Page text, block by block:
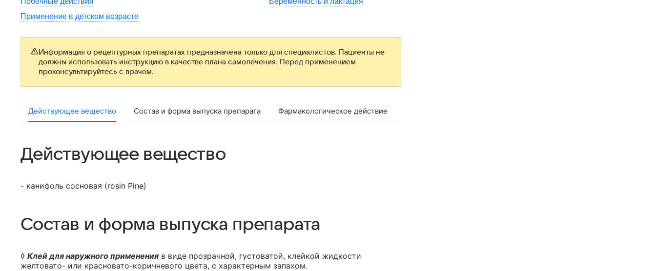
Применение в детском возрасте
Информация о рецептурных препаратах предназначена только для специалистов. Пациенты не
должны использовать инструкцию в качестве плана самолечения. Перед применением
проконсультируйтесь с врачом.
Действующее вещество Состав и форма выпуска препарата Фармакологическое действие
Действующее вещество
- канифоль сосновая (rosin Pine)
Состав и форма выпуска препарата
◊ Клей для наружного применения в виде прозрачной, густоватой, клейкой жидкости
желтовато- или красновато-коричневого цвета, с характерным запахом.